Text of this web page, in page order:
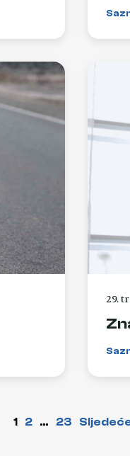
29.
1 2 … 23